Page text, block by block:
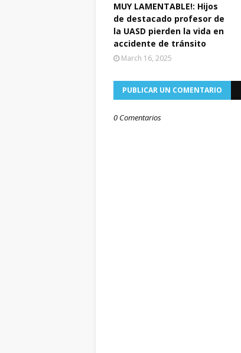
MUY LAMENTABLE!: Hijos
de destacado profesor de
la UASD pierden la vida en
accidente de tránsito
March 16, 2025
PUBLICAR UN COMENTARIO
0 Comentarios